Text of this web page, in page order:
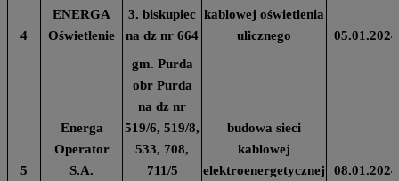
4
ENERGA
Oświetlenie
3. biskupiec
na dz nr 664
kablowej oświetlenia
ulicznego
05.01.2024
5
Energa
Operator
S.A.
gm. Purda
obr Purda
na dz nr
519/6, 519/8,
533, 708,
711/5
budowa sieci
kablowej
elektroenergetycznej
08.01.2024